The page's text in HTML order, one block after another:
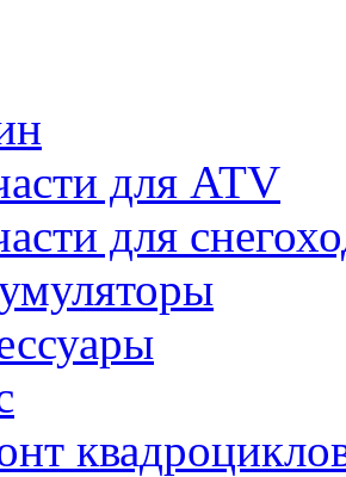
для ATV
для